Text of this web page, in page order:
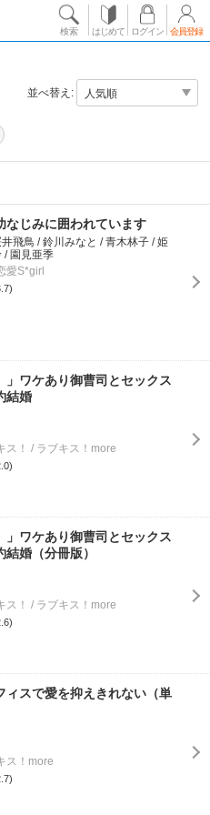
検索 はじめて ログイン 会員登録
並べ替え:
なじみに囲われています
飛鳥 / 鈴川みなと / 青木林子 / 姫
/ 園見亜季
愛S*girl
」ワケあり御曹司とセックス
結婚
ス！ / ラブキス！more
」ワケあり御曹司とセックス
婚（分冊版）
ス！ / ラブキス！more
ィスで愛を抑えきれない（単
ス！more